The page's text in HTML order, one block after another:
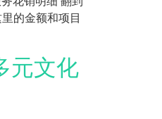
的金额和项目
元文化